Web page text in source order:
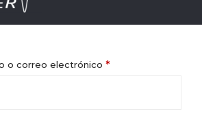
o correo electrónico *